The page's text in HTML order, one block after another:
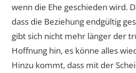
wenn die Ehe geschieden wird.
dass die Beziehung endgültig
gibt sich nicht mehr länger der
Hoffnung hin, es könne alles
Hinzu kommt, dass mit der